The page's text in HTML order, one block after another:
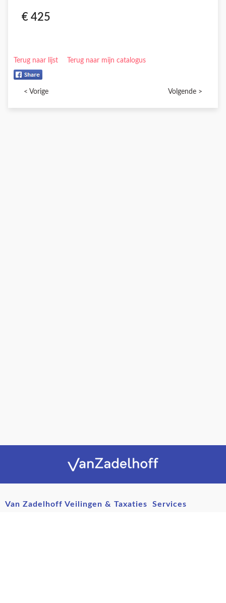
€ 425
Terug naar lijst Terug naar mijn catalogus
< Vorige Volgende >
Van Zadelhoff Veilingen & Taxaties Services